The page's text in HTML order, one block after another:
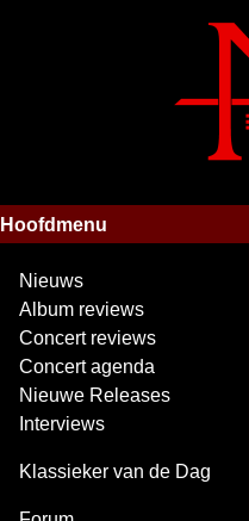
Hoofdmenu
Nieuws
Album reviews
Concert reviews
Concert agenda
Nieuwe Releases
Interviews
Klassieker van de Dag